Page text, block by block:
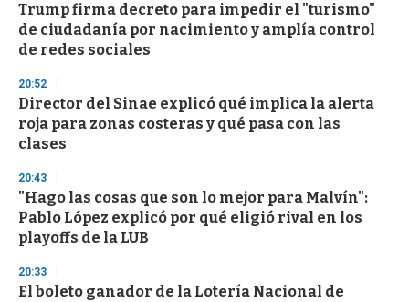
Trump firma decreto para impedir el "turismo"
de ciudadanía por nacimiento y amplía control
de redes sociales
20:52
Director del Sinae explicó qué implica la alerta
roja para zonas costeras y qué pasa con las
clases
20:43
"Hago las cosas que son lo mejor para Malvín":
Pablo López explicó por qué eligió rival en los
playoffs de la LUB
20:33
El boleto ganador de la Lotería Nacional de